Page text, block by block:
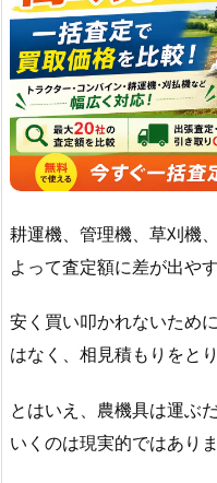
耕運機、管理機、草刈機
よって査定額に差が出やす
安く買い叩かれないため
はなく、相見積もりをと
とはいえ、農機具は運ぶ
いくのは現実的ではありま